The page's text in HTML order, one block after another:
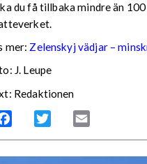
du få tillbaka mindre än
mer: Zelenskyj vädjar –
J. Leupe
Redaktionen
Facebook Twitter